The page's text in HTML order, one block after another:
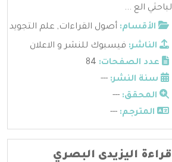
لباحثي الع ...
الأقسام: أصول القراءات, علم التجويد
الناشر: فيسبوك للنشر و الاعلان
عدد الصفحات:
سنة النشر: ---
المحقق: ---
المترجم: ---
قراءة اليزيدى البصري